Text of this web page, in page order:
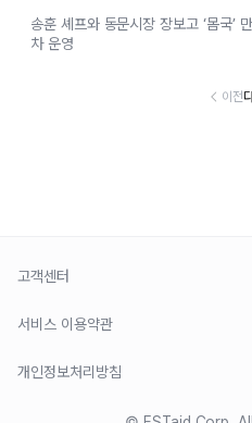
송훈 셰프와 동문시장 장보고 ‘몸국’
차 운영
이전
고객센터
서비스 이용약관
개인정보처리방침